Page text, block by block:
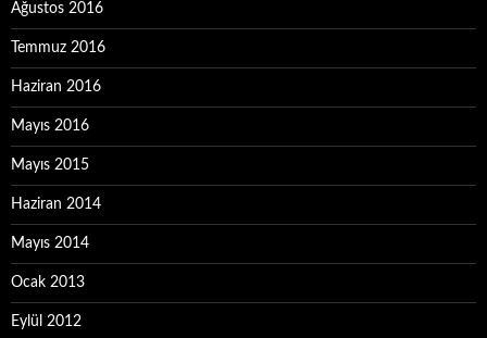
Ağustos 2016
Temmuz 2016
Haziran 2016
Mayıs 2016
Mayıs 2015
Haziran 2014
Mayıs 2014
Ocak 2013
Eylül 2012